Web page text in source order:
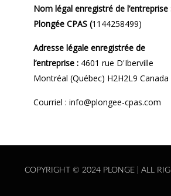
Nom légal enregistré de l’entreprise
Plongée CPAS (1144258499)
Adresse légale enregistrée de
l’entreprise :4601 rue D'Iberville
Montréal (Québec) H2H2L9 Canada
Courriel : info@plongee-cpas.com
COPYRIGHT © 2024 PLONGE | ALL